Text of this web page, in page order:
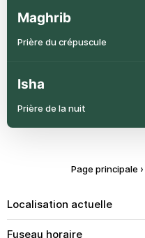
Maghrib
Prière du crépuscule
Isha
Prière de la nuit
Page principale ›
Localisation actuelle
Fuseau horaire